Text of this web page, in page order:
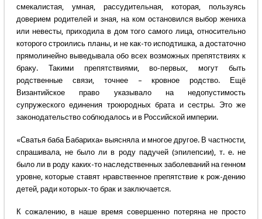
смекалистая, умная, рассудительная, которая, пользуясь
доверием родителей и зная, на ком остановился выбор жениха
или невесты, приходила в дом того самого лица, относительно
которого строились планы, и не как-то исподтишка, а достаточно
прямолинейно выведывала обо всех возможных препятствиях к
браку. Такими препятствиями, во-первых, могут быть
родственные связи, точнее – кровное родство. Ещё
Византийское право указывало на недопустимость
супружеского единения троюродных брата и сестры. Это же
законодательство соблюдалось и в Российской империи.
«Сватья баба Бабариха» выясняла и многое другое. В частности,
спрашивала, не было ли в роду падучей (эпилепсии), т. е. не
было ли в роду каких-то наследственных заболеваний на генном
уровне, которые ставят нравственное препятствие к рож-дению
детей, ради которых-то брак и заключается.
К сожалению, в наше время совершенно потеряна не просто